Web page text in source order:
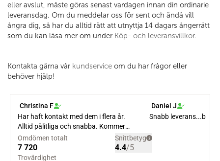
eller avslut, måste göras senast vardagen innan din ordinarie
leveransdag. Om du meddelar oss för sent och ändå vill
ångra dig, så har du alltid rätt att utnyttja 14 dagars ångerrätt
som du kan läsa mer om under Köp- och leveransvillkor.
Kontakta gärna vår kundservice om du har frågor eller
behöver hjälp!